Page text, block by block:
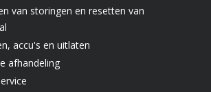
van storingen en resetten van
accu's en uitlaten
afhandeling